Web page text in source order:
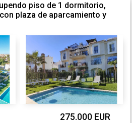
piso de 1 dormitorio,
plaza de aparcamiento y
275.000 EUR